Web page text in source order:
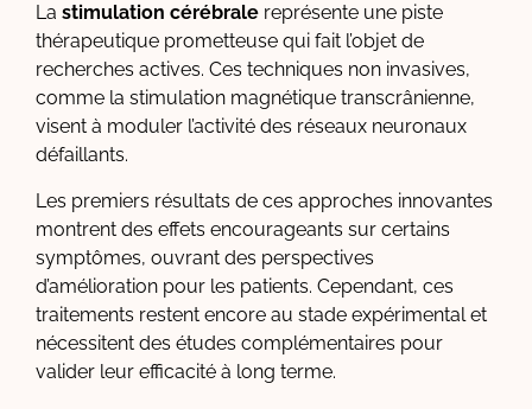
La stimulation cérébrale représente une piste
thérapeutique prometteuse qui fait l’objet de
recherches actives. Ces techniques non invasives,
comme la stimulation magnétique transcrânienne,
visent à moduler l’activité des réseaux neuronaux
défaillants.
Les premiers résultats de ces approches innovantes
montrent des effets encourageants sur certains
symptômes, ouvrant des perspectives
d’amélioration pour les patients. Cependant, ces
traitements restent encore au stade expérimental et
nécessitent des études complémentaires pour
valider leur efficacité à long terme.